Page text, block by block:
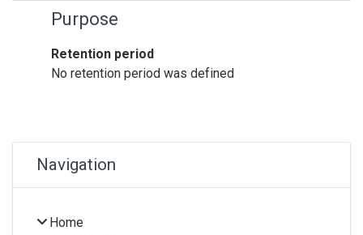
Purpose
Retention period
No retention period was defined
Navigation
Home